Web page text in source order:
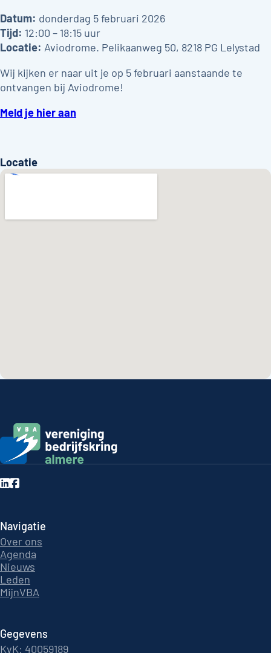
Datum: donderdag 5 februari 2026
Tijd: 12:00 – 18:15 uur
Locatie: Aviodrome. Pelikaanweg 50, 8218 PG Lelystad
Wij kijken er naar uit je op 5 februari aanstaande te
ontvangen bij Aviodrome!
Meld je hier aan
Locatie
Navigatie
Over ons
Agenda
Nieuws
Leden
MijnVBA
Gegevens
KvK: 40059189